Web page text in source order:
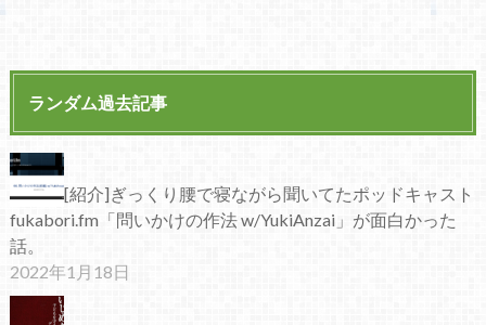
ランダム過去記事
[紹介]ぎっくり腰で寝ながら聞いてたポッドキャスト
fukabori.fm「問いかけの作法 w/YukiAnzai」が面白かった
話。
2022年1月18日